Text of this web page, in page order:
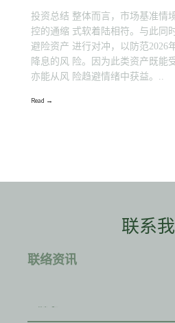
投资总结 整体而言，市场基准情
控的通缩 式软着陆相符。与此同
避险资产 进行对冲，以防范2026
降息的风 险。因为此类资产既能
亦能从风 险趋避情绪中获益。..
Read →
联系
联络资讯